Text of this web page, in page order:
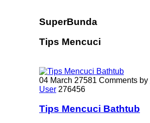
SuperBunda
Tips Mencuci
04 March 27581 Comments by
User 276456
Tips Mencuci Bathtub